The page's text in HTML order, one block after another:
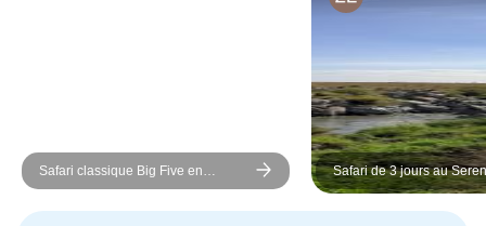
Safari classique Big Five en
Tanzanie **Approche de voyage
durable
Safari de 3 jours au
Ngorongoro au départ de